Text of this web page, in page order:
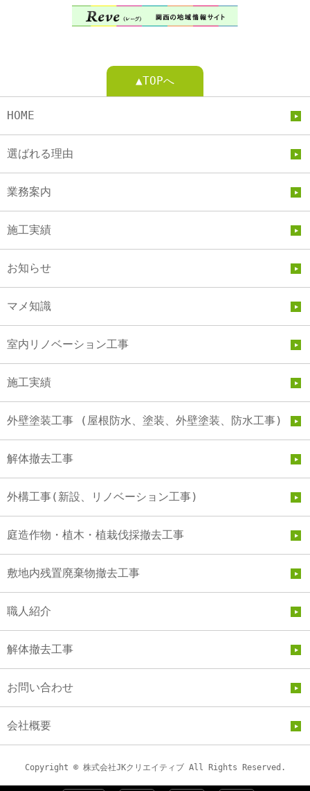
▲TOPへ
HOME
選ばれる理由
業務案内
施工実績
お知らせ
マメ知識
室内リノベーション工事
施工実績
外壁塗装工事 (屋根防水、塗装、外壁塗装、防水工事)
解体撤去工事
外構工事(新設、リノベーション工事)
庭造作物・植木・植栽伐採撤去工事
敷地内残置廃棄物撤去工事
職人紹介
解体撤去工事
お問い合わせ
会社概要
Copyright © 株式会社JKクリエイティブ All Rights Reserved.